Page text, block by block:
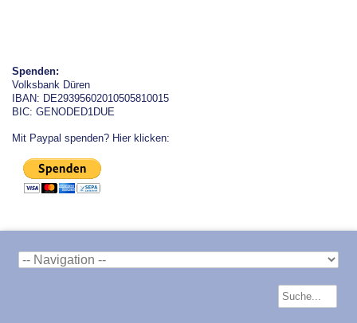
Spenden:
Volksbank Düren
IBAN: DE29395602010505810015
BIC: GENODED1DUE
Mit Paypal spenden? Hier klicken: